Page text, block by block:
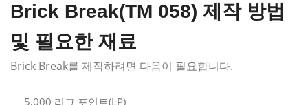
Brick Break(TM 058) 제작 방법
및 필요한 재료
Brick Break를 제작하려면 다음이 필요합니다.
5,000 리그 포인트(LP)